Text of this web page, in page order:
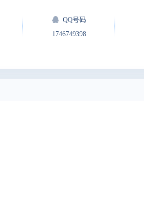
QQ号码
1746749398